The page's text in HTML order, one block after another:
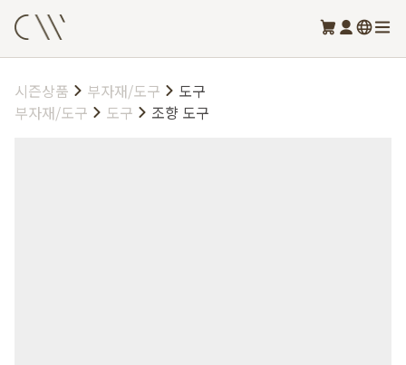
시즌상품 부자재/도구
도구
부자재/도구
도구 조향 도구